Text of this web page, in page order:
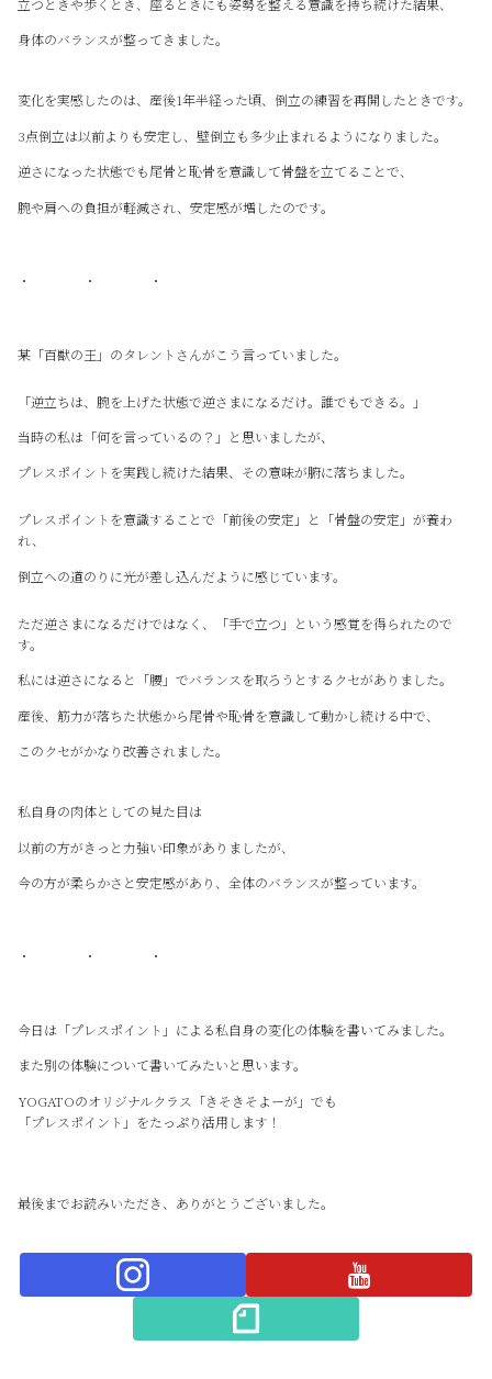
身体のバランスが整ってきました。
変化を実感したのは、産後1年半経った頃、倒立の練習を再開したときです。
3点倒立は以前よりも安定し、壁倒立も多少止まれるようになりました。
逆さになった状態でも尾骨と恥骨を意識して骨盤を立てることで、
腕や肩への負担が軽減され、安定感が増したのです。
・ ・ ・
某「百獣の王」のタレントさんがこう言っていました。
「逆立ちは、腕を上げた状態で逆さまになるだけ。誰でもできる。」
当時の私は「何を言っているの？」と思いましたが、
プレスポイントを実践し続けた結果、その意味が腑に落ちました。
プレスポイントを意識することで「前後の安定」と「骨盤の安定」が養わ
れ、
倒立への道のりに光が差し込んだように感じています。
ただ逆さまになるだけではなく、「手で立つ」という感覚を得られたので
す。
私には逆さになると「腰」でバランスを取ろうとするクセがありました。
産後、筋力が落ちた状態から尾骨や恥骨を意識して動かし続ける中で、
このクセがかなり改善されました。
私自身の肉体としての見た目は
以前の方がきっと力強い印象がありましたが、
今の方が柔らかさと安定感があり、全体のバランスが整っています。
・ ・ ・
今日は「プレスポイント」による私自身の変化の体験を書いてみました。
また別の体験について書いてみたいと思います。
YOGATOのオリジナルクラス「きそきそよーが」でも
「プレスポイント」をたっぷり活用します！
最後までお読みいただき、ありがとうございました。